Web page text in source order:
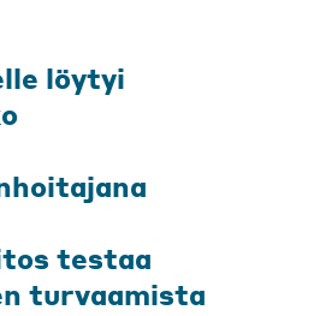
löytyi
testaa
turvaamista